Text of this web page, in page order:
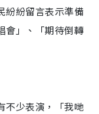
紛紛留言表示準備
會」、「期待倒轉
不少表演，「我哋